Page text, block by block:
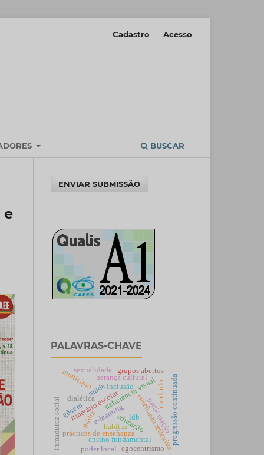
BUSCAR
Cadastro Acesso
e
ENVIAR SUBMISSÃO
PALAVRAS-CHAVE
educação
deficiência visual
inclusão
e-learning
prácticas de enseñanzaenseñanza reflexiva
habitus
herança cultural
itinerário escolar progressão continuada
ensino fundamental
saúde
participação
grupos abertos
dialética
inmadurez social egocentrismo
município
poder local
currículo
ldb
gêneromídia
sexualidade